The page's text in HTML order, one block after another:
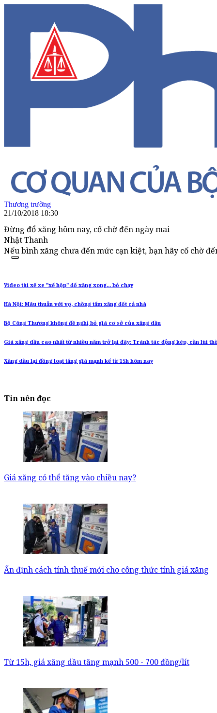
Thương trường
21/10/2018 18:30
Đừng đổ xăng hôm nay, cố chờ đến ngày mai
Nhật Thanh
Nếu bình xăng chưa đến mức cạn kiệt, bạn hãy cố chờ
Video tài xế xe "xế hộp" đổ xăng xong... bỏ chạy
Hà Nội: Mâu thuẫn với vợ, chồng tẩm xăng đốt cả nhà
Bộ Công Thương không đề nghị bỏ giá cơ sở của xăng dầu
Giá xăng dầu cao nhất từ nhiều năm trở lại đây: Tránh tác động kép, cần lùi
Xăng dầu lại đồng loạt tăng giá mạnh kể từ 15h hôm nay
Tin nên đọc
Giá xăng có thể tăng vào chiều nay?
Ấn định cách tính thuế mới cho công thức tính giá xăng
Từ 15h, giá xăng dầu tăng mạnh 500 - 700 đồng/lít